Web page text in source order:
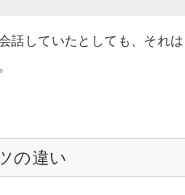
話していたとしても、それ
の違い